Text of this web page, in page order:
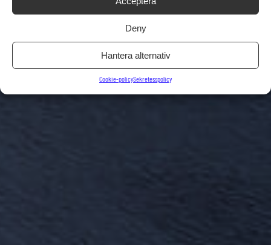
Deny
Hantera alternativ
Cookie-policySekretesspolicy